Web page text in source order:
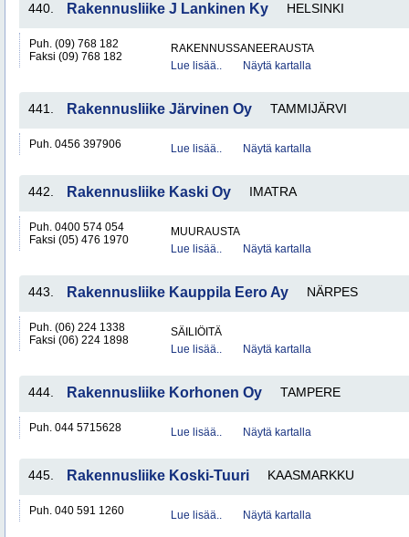
440. Rakennusliike J Lankinen Ky HELSINKI
Puh. (09) 768 182
Faksi (09) 768 182
RAKENNUSSANEERAUSTA
Lue lisää..
Näytä kartalla
441. Rakennusliike Järvinen Oy TAMMIJÄRVI
Puh. 0456 397906 Lue lisää.. Näytä kartalla
442. Rakennusliike Kaski Oy IMATRA
Puh. 0400 574 054
Faksi (05) 476 1970
MUURAUSTA
Lue lisää..
Näytä kartalla
443. Rakennusliike Kauppila Eero Ay NÄRPES
Puh. (06) 224 1338
Faksi (06) 224 1898
SÄILIÖITÄ
Lue lisää..
Näytä kartalla
444. Rakennusliike Korhonen Oy TAMPERE
Puh. 044 5715628 Lue lisää.. Näytä kartalla
445. Rakennusliike Koski-Tuuri KAASMARKKU
Puh. 040 591 1260 Lue lisää.. Näytä kartalla